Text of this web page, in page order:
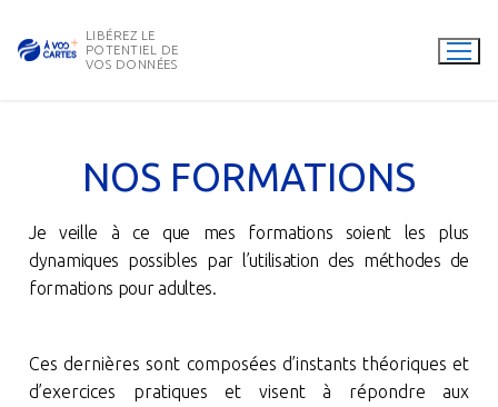
LIBÉREZ LE
POTENTIEL DE
VOS DONNÉES
NOS FORMATIONS
Je veille à ce que mes formations soient les plus
dynamiques possibles par l’utilisation des méthodes de
formations pour adultes.
Ces dernières sont composées d’instants théoriques et
d’exercices pratiques et visent à répondre aux